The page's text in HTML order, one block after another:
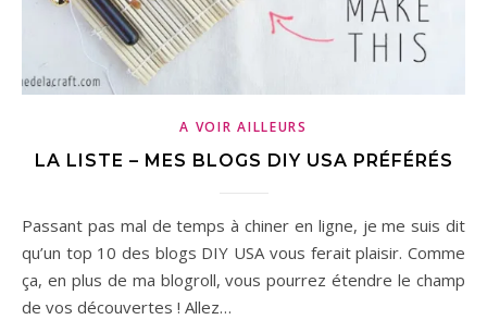
A VOIR AILLEURS
LA LISTE – MES BLOGS DIY USA PRÉFÉRÉS
Passant pas mal de temps à chiner en ligne, je me suis dit
qu’un top 10 des blogs DIY USA vous ferait plaisir. Comme
ça, en plus de ma blogroll, vous pourrez étendre le champ
de vos découvertes ! Allez…